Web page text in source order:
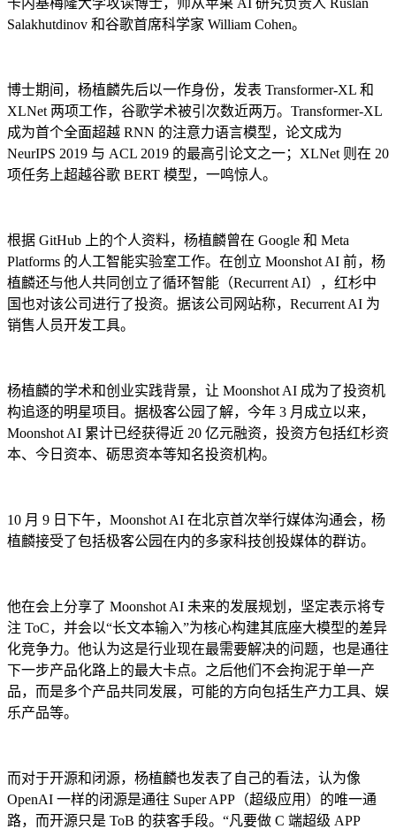
Salakhutdinov 和谷歌首席科学家 William Cohen。
博士期间，杨植麟先后以一作身份，发表 Transformer-XL 和
XLNet 两项工作，谷歌学术被引次数近两万。Transformer-XL
成为首个全面超越 RNN 的注意力语言模型，论文成为
NeurIPS 2019 与 ACL 2019 的最高引论文之一；XLNet 则在 20
项任务上超越谷歌 BERT 模型，一鸣惊人。
根据 GitHub 上的个人资料，杨植麟曾在 Google 和 Meta
Platforms 的人工智能实验室工作。在创立 Moonshot AI 前，杨
植麟还与他人共同创立了循环智能（Recurrent AI），红杉中
国也对该公司进行了投资。据该公司网站称，Recurrent AI 为
销售人员开发工具。
杨植麟的学术和创业实践背景，让 Moonshot AI 成为了投资机
构追逐的明星项目。据极客公园了解，今年 3 月成立以来，
Moonshot AI 累计已经获得近 20 亿元融资，投资方包括红杉资
本、今日资本、砺思资本等知名投资机构。
10 月 9 日下午，Moonshot AI 在北京首次举行媒体沟通会，杨
植麟接受了包括极客公园在内的多家科技创投媒体的群访。
他在会上分享了 Moonshot AI 未来的发展规划，坚定表示将专
注 ToC，并会以“长文本输入”为核心构建其底座大模型的差异
化竞争力。他认为这是行业现在最需要解决的问题，也是通往
下一步产品化路上的最大卡点。之后他们不会拘泥于单一产
品，而是多个产品共同发展，可能的方向包括生产力工具、娱
乐产品等。
而对于开源和闭源，杨植麟也发表了自己的看法，认为像
OpenAI 一样的闭源是通往 Super APP（超级应用）的唯一通
路，而开源只是 ToB 的获客手段。“凡要做 C 端超级 APP